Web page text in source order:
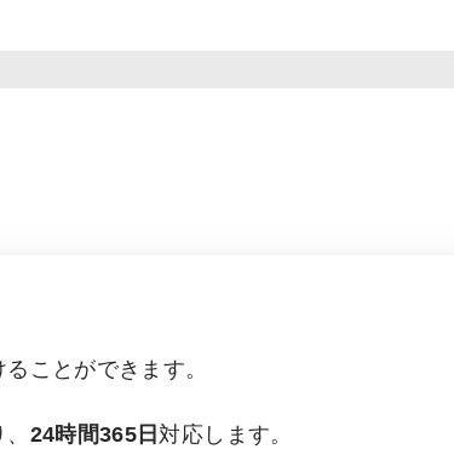
ることができます。
24時間365日 対応します。